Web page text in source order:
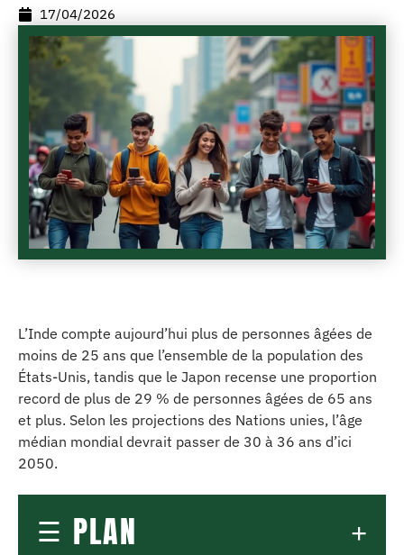
17/04/2026
L’Inde compte aujourd’hui plus de personnes âgées de
moins de 25 ans que l’ensemble de la population des
États-Unis, tandis que le Japon recense une proportion
record de plus de 29 % de personnes âgées de 65 ans
et plus. Selon les projections des Nations unies, l’âge
médian mondial devrait passer de 30 à 36 ans d’ici
2050.
PLAN